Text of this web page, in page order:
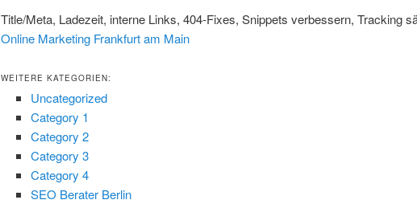
Title/Meta, Ladezeit, interne Links, 404-Fixes, Snippets verbessern, Tracking
Online Marketing Frankfurt am Main
WEITERE KATEGORIEN:
Uncategorized
Category 1
Category 2
Category 3
Category 4
SEO Berater Berlin